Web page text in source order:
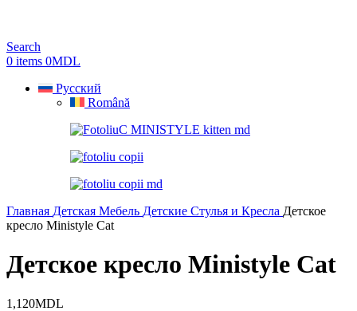
Search
0 items 0MDL
Русский
Română
Главная Детская Мебель Детские Стулья и Кресла Детское
кресло Ministyle Cat
Детское кресло Ministyle Cat
1,120MDL